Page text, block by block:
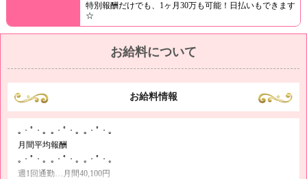
特別報酬だけでも、1ヶ月30万も可能！日払いもできます
☆
お給料について
お給料情報
｡・ﾟ・。｡・ﾟ・。｡・ﾟ・。
月間平均報酬
｡・ﾟ・。｡・ﾟ・。｡・ﾟ・。
週1回通勤…月間40,100円